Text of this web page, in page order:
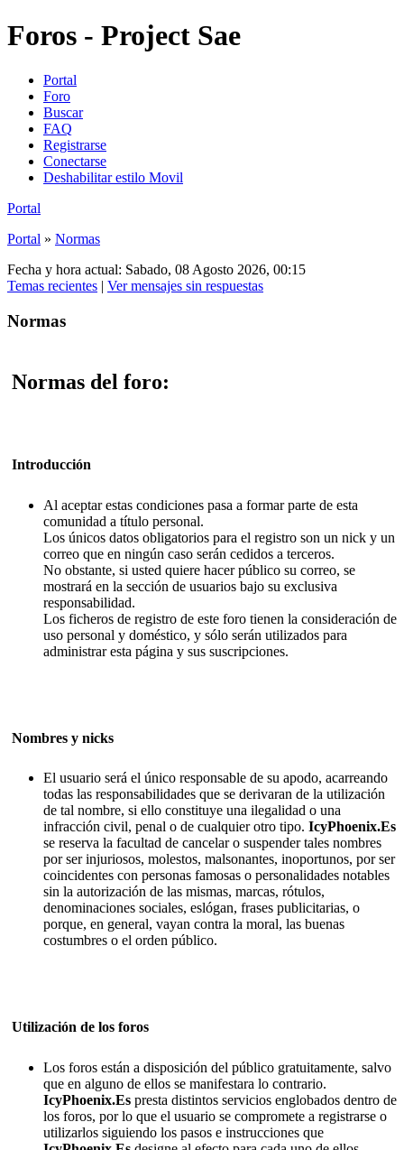
Foros - Project Sae
Portal
Foro
Buscar
FAQ
Registrarse
Conectarse
Deshabilitar estilo Movil
Portal
Portal » Normas
Fecha y hora actual: Sabado, 08 Agosto 2026, 00:15
Temas recientes | Ver mensajes sin respuestas
Normas
Normas del foro:
Introducción
Al aceptar estas condiciones pasa a formar parte de esta
comunidad a título personal.
Los únicos datos obligatorios para el registro son un nick y un
correo que en ningún caso serán cedidos a terceros.
No obstante, si usted quiere hacer público su correo, se
mostrará en la sección de usuarios bajo su exclusiva
responsabilidad.
Los ficheros de registro de este foro tienen la consideración de
uso personal y doméstico, y sólo serán utilizados para
administrar esta página y sus suscripciones.
Nombres y nicks
El usuario será el único responsable de su apodo, acarreando
todas las responsabilidades que se derivaran de la utilización
de tal nombre, si ello constituye una ilegalidad o una
infracción civil, penal o de cualquier otro tipo. IcyPhoenix.Es
se reserva la facultad de cancelar o suspender tales nombres
por ser injuriosos, molestos, malsonantes, inoportunos, por ser
coincidentes con personas famosas o personalidades notables
sin la autorización de las mismas, marcas, rótulos,
denominaciones sociales, eslógan, frases publicitarias, o
porque, en general, vayan contra la moral, las buenas
costumbres o el orden público.
Utilización de los foros
Los foros están a disposición del público gratuitamente, salvo
que en alguno de ellos se manifestara lo contrario.
IcyPhoenix.Es presta distintos servicios englobados dentro de
los foros, por lo que el usuario se compromete a registrarse o
utilizarlos siguiendo los pasos e instrucciones que